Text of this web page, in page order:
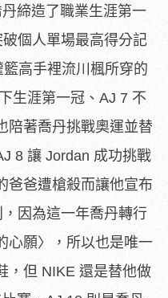
締造了職業生涯第一
個人單場最高得分記
高手裡流川楓所穿的
生涯第一冠、AJ 7 不
陪著喬丹挑戰奧運並替
8 讓 Jordan 成功挑戰
爸爸遭槍殺而讓他宣布
因為這一年喬丹轉行
心願〉，所以也是唯一
，但 NIKE 還是替他做